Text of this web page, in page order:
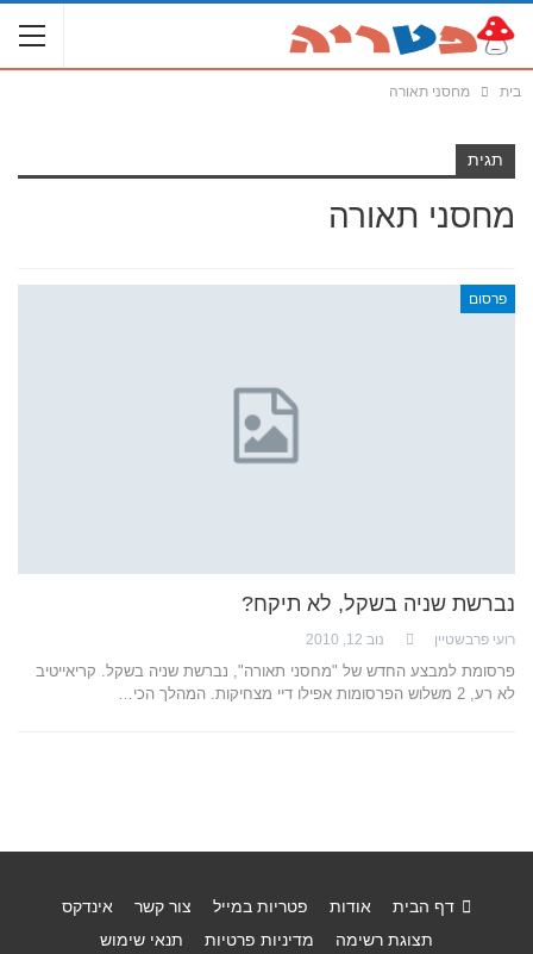
בית מחסני תאורה
תגית
מחסני תאורה
פרסום
נברשת שניה בשקל, לא תיקח?
רועי פרבשטיין נוב 12, 2010
פרסומת למבצע החדש של "מחסני תאורה", נברשת שניה בשקל. קריאייטיב
לא רע, 2 משלוש הפרסומות אפילו דיי מצחיקות. המהלך הכי…
דף הבית אודות פטריות במייל צור קשר
אינדקס
תצוגת רשימה
מדיניות פרטיות
תנאי שימוש